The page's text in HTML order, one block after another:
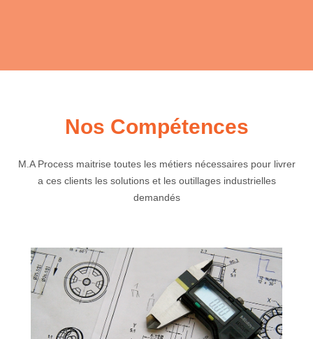
Nos Compétences
M.A Process maitrise toutes les métiers nécessaires pour livrer
a ces clients les solutions et les outillages industrielles
demandés